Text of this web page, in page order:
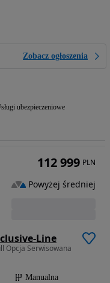
Zobacz ogłoszenia
ubezpieczeniowe
Line
Opcja Serwisowana
Manualna
112 999 PLN
Powyżej średniej